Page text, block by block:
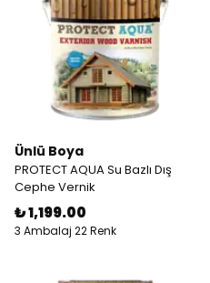
Ünlü Boya
PROTECT AQUA Su Bazlı Dış
Cephe Vernik
₺ 1,199.00
3 Ambalaj 22 Renk